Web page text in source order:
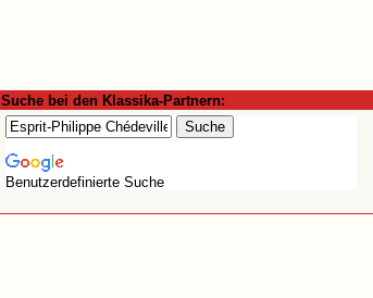
Suche bei den Klassika-Partnern:
Benutzerdefinierte Suche